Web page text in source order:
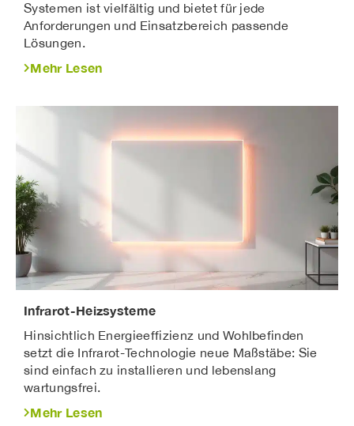
Systemen ist vielfältig und bietet für jede
Anforderungen und Einsatzbereich passende
Lösungen.
Mehr Lesen
Infrarot-Heizsysteme
Hinsichtlich Energieeffizienz und Wohlbefinden
setzt die Infrarot-Technologie neue Maßstäbe: Sie
sind einfach zu installieren und lebenslang
wartungsfrei.
Mehr Lesen